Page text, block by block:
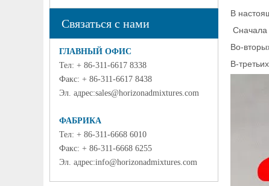
Связаться с нами
ГЛАВНЫЙ ОФИС
Тел: + 86-311-6617 8338
Факс: + 86-311-6617 8438
Эл. адрес:sales@horizonadmixtures.com
ФАБРИКА
Тел: + 86-311-6668 6010
Факс: + 86-311-6668 6255
Эл. адрес:info@horizonadmixtures.com
В
Сначала
Во-
В-